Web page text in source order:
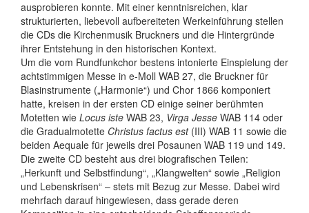
ausprobieren konnte. Mit einer kenntnisreichen, klar
strukturierten, liebevoll aufbereiteten Werkeinführung stellen
die CDs die Kirchenmusik Bruckners und die Hintergründe
ihrer Entstehung in den historischen Kontext.
Um die vom Rundfunkchor bestens intonierte Einspielung der
achtstimmigen Messe in e-Moll WAB 27, die Bruckner für
Blasinstrumente („Harmonie“) und Chor 1866 komponiert
hatte, kreisen in der ersten CD einige seiner berühmten
Motetten wie Locus iste WAB 23, Virga Jesse WAB 114 oder
die Gradualmotette Christus factus est(III) WAB 11 sowie die
beiden Aequale für jeweils drei Posaunen WAB 119 und 149.
Die zweite CD besteht aus drei biografischen Teilen:
„Herkunft und Selbstfindung“, „Klangwelten“ sowie „Religion
und Lebenskrisen“ – stets mit Bezug zur Messe. Dabei wird
mehrfach darauf hingewiesen, dass gerade deren